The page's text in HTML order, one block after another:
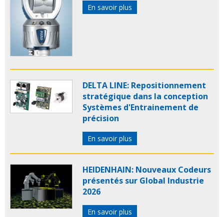
En savoir plus
DELTA LINE: Repositionnement
stratégique dans la conception
Systèmes d'Entrainement de
précision
En savoir plus
HEIDENHAIN: Nouveaux Codeurs
présentés sur Global Industrie
2026
En savoir plus